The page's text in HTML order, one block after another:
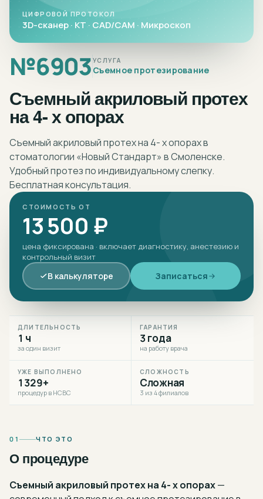
№6903УСЛУГА
Съемное протезирование
Съемный акриловый протех
на 4- х опорах
Съемный акриловый протех на 4- х опорах в
стоматологии «Новый Стандарт» в Смоленске.
Удобный протез по индивидуальному слепку.
Бесплатная консультация.
СТОИМОСТЬ ОТ
13 500 ₽
цена фиксирована · включает диагностику, анестезию и
контрольный визит
В калькуляторе Записаться
ЦИФРОВОЙ ПРОТОКОЛ
3D-сканер · КТ · CAD/CAM · Микроскоп
ДЛИТЕЛЬНОСТЬ
1 ч
за один визит
ГАРАНТИЯ
3 года
на работу врача
УЖЕ ВЫПОЛНЕНО
1329+
процедур в НСВС
СЛОЖНОСТЬ
Сложная
3 из 4 филиалов
01 ЧТО ЭТО
О процедуре
Съемный акриловый протех на 4- х опорах—